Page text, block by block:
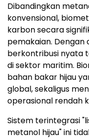
Dibandingkan
konvensional,
karbon secara
pemakaian. Dengan
berkontribusi nyata
di sektor maritim.
bahan bakar hijau
global, sekaligus
operasional rendah
Sistem terintegrasi
metanol hijau" ini